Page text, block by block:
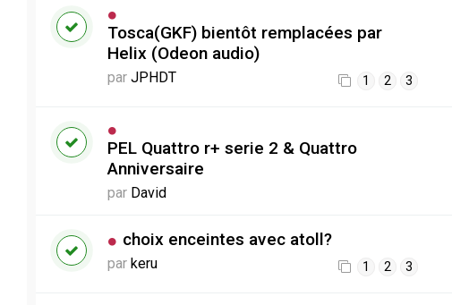
Tosca(GKF) bientôt remplacées par
Helix (Odeon audio)
par JPHDT 1 2 3
PEL Quattro r+ serie 2 & Quattro
Anniversaire
par David
choix enceintes avec atoll?
par keru 1 2 3